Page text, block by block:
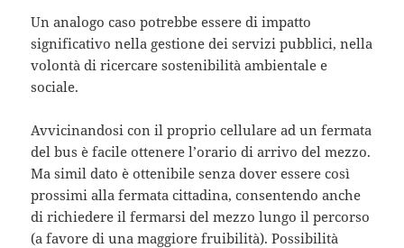
Un analogo caso potrebbe essere di impatto
significativo nella gestione dei servizi pubblici, nella
volontà di ricercare sostenibilità ambientale e
sociale.
Avvicinandosi con il proprio cellulare ad un fermata
del bus è facile ottenere l’orario di arrivo del mezzo.
Ma simil dato è ottenibile senza dover essere così
prossimi alla fermata cittadina, consentendo anche
di richiedere il fermarsi del mezzo lungo il percorso
(a favore di una maggiore fruibilità). Possibilità